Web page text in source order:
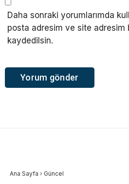
Daha sonraki yorumlarımda
posta adresim ve site adresim
kaydedilsin.
Ana Sayfa › Güncel